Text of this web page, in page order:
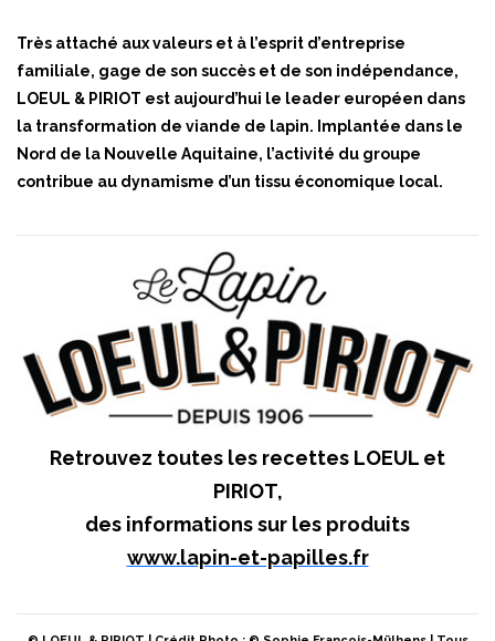
Très attaché aux valeurs et à l’esprit d’entreprise
familiale, gage de son succès et de son indépendance,
LOEUL & PIRIOT est aujourd’hui le leader européen dans
la transformation de viande de lapin. Implantée dans le
Nord de la Nouvelle Aquitaine, l’activité du groupe
contribue au dynamisme d’un tissu économique local.
Retrouvez toutes les recettes LOEUL et
PIRIOT,
des informations sur les produits
www.lapin-et-papilles.fr